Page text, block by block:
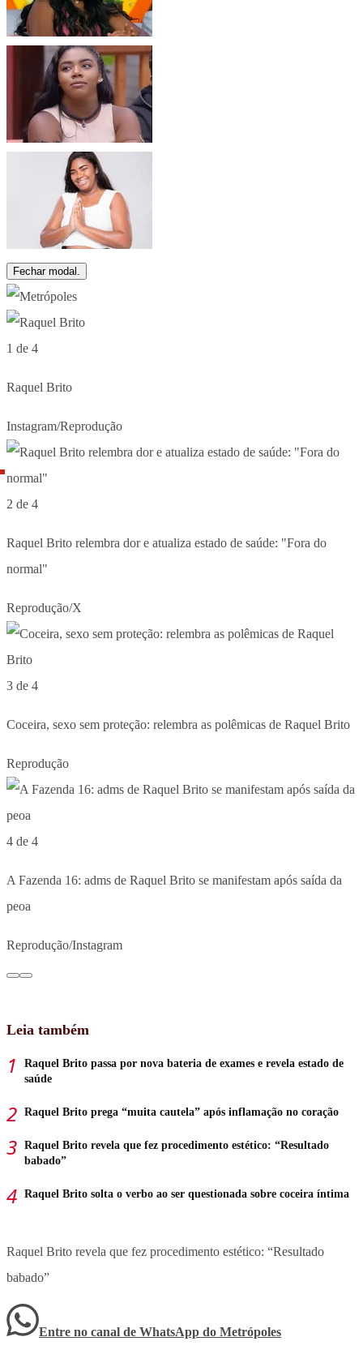
Fechar modal.
1 de 4
Raquel Brito
Instagram/Reprodução
2 de 4
Raquel Brito relembra dor e atualiza estado de saúde: "Fora do
normal"
Reprodução/X
3 de 4
Coceira, sexo sem proteção: relembra as polêmicas de Raquel Brito
Reprodução
4 de 4
A Fazenda 16: adms de Raquel Brito se manifestam após saída da
peoa
Reprodução/Instagram
Leia também
Raquel Brito passa por nova bateria de exames e revela estado de
saúde
Raquel Brito prega “muita cautela” após inflamação no coração
Raquel Brito revela que fez procedimento estético: “Resultado
babado”
Raquel Brito solta o verbo ao ser questionada sobre coceira íntima
Raquel Brito revela que fez procedimento estético: “Resultado
babado”
Entre no canal de WhatsApp do Metrópoles